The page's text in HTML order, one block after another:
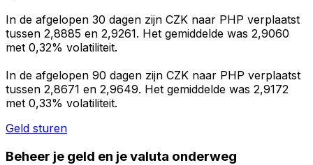
In de afgelopen 30 dagen zijn CZK naar PHP verplaatst
tussen 2,8885 en 2,9261. Het gemiddelde was 2,9060
met 0,32% volatiliteit.
In de afgelopen 90 dagen zijn CZK naar PHP verplaatst
tussen 2,8671 en 2,9649. Het gemiddelde was 2,9172
met 0,33% volatiliteit.
Geld sturen
Beheer je geld en je valuta onderweg